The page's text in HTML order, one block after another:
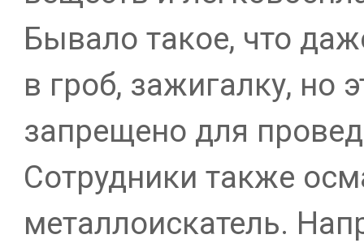
Бывало такое, что
в гроб, зажигалку, но
запрещено для
Сотрудники также
металлоискатель.